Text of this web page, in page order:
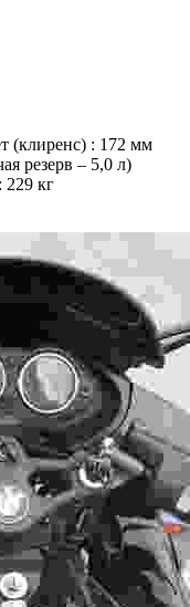
(клиренс) : 172 мм
резерв – 5,0 л)
229 кг